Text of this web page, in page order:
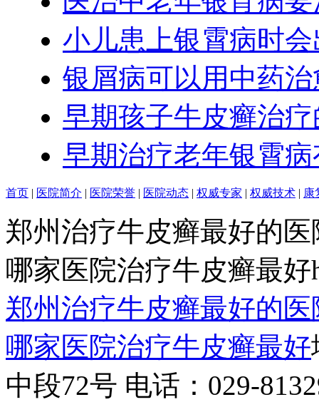
小儿患上银霄病时
银屑病可以用中药
早期孩子牛皮癣治
早期治疗老年银霄
首页 | 医院简介 | 医院荣誉 | 医院动态 | 权威专家 | 权威技术 | 康
郑州治疗牛皮癣最好的
哪家医院治疗牛皮癣最好
郑州治疗牛皮癣最好的
哪家医院治疗牛皮癣最好
中段72号 电话：029-